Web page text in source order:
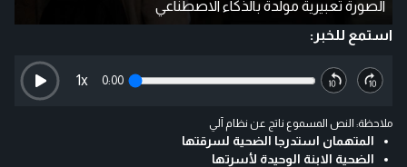
الصورة تعبيرية مولدة بالذكاء الاصطناعي
استمع للخبر:
0:00
1x
ملاحظة: النص المسموع ناتج عن نظام آلي
المتهمان استدرجا الضحية لسرقتها
الضحية الابنة الوحيدة لأسرتها